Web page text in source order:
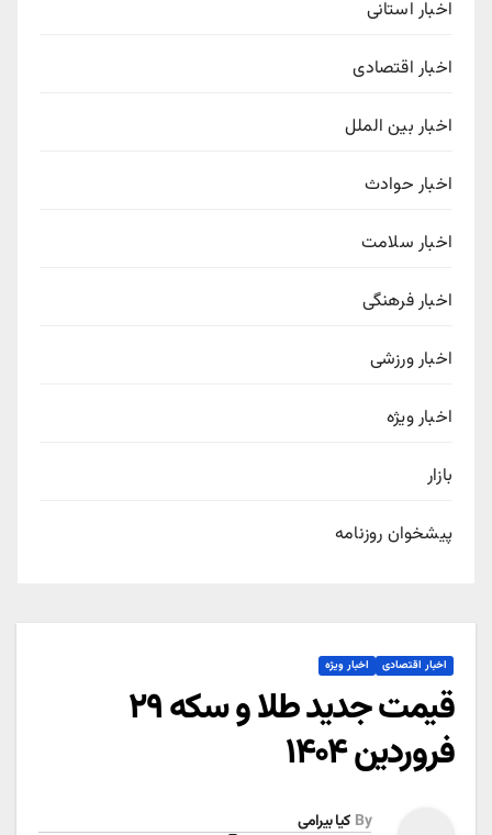
اخبار استانی
اخبار اقتصادی
اخبار بین الملل
اخبار حوادث
اخبار سلامت
اخبار فرهنگی
اخبار ورزشی
اخبار ویژه
بازار
پیشخوان روزنامه
اخبار اقتصادی اخبار ویژه
قیمت جدید طلا و سکه ۲۹
فروردین ۱۴۰۴
By کیا بیرامی